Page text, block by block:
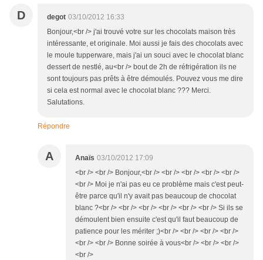
D degot 03/10/2012 16:33
Bonjour,<br /> j'ai trouvé votre sur les chocolats maison très
intéressante, et originale. Moi aussi je fais des chocolats avec
le moule tupperware, mais j'ai un souci avec le chocolat blanc
dessert de nestlé, au<br /> bout de 2h de réfrigération ils ne
sont toujours pas prêts à être démoulés. Pouvez vous me dire
si cela est normal avec le chocolat blanc ??? Merci.
Salutations.
Répondre
A Anaïs 03/10/2012 17:09
<br /> <br /> Bonjour,<br /> <br /> <br /> <br /> <br />
<br /> Moi je n'ai pas eu ce problème mais c'est peut-
être parce qu'il n'y avait pas beaucoup de chocolat
blanc ?<br /> <br /> <br /> <br /> <br /> <br /> Si ils se
démoulent bien ensuite c'est qu'il faut beaucoup de
patience pour les mériter ;)<br /> <br /> <br /> <br />
<br /> <br /> Bonne soirée à vous<br /> <br /> <br />
<br />